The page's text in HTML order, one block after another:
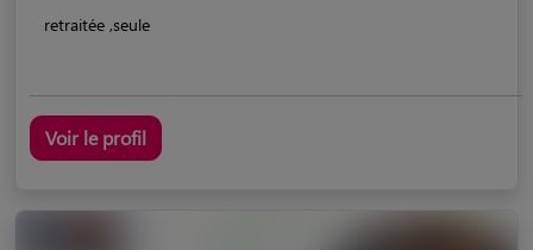
retraitée ,seule
Voir le profil